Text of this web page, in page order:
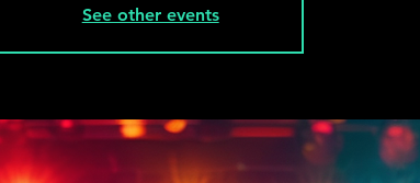
See other events